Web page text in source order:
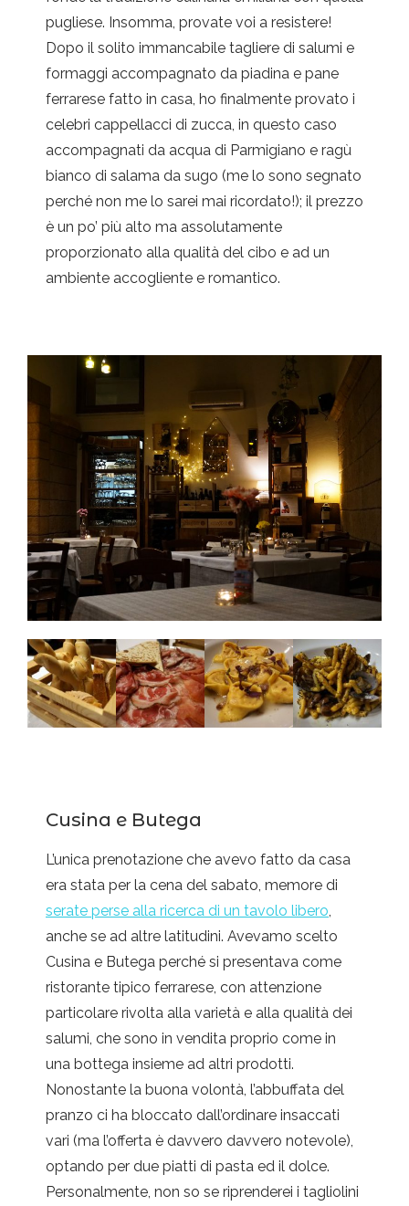
pugliese. Insomma, provate voi a resistere!
Dopo il solito immancabile tagliere di salumi e
formaggi accompagnato da piadina e pane
ferrarese fatto in casa, ho finalmente provato i
celebri cappellacci di zucca, in questo caso
accompagnati da acqua di Parmigiano e ragù
bianco di salama da sugo (me lo sono segnato
perché non me lo sarei mai ricordato!); il prezzo
è un po’ più alto ma assolutamente
proporzionato alla qualità del cibo e ad un
ambiente accogliente e romantico.
Cusina e Butega
L’unica prenotazione che avevo fatto da casa
era stata per la cena del sabato, memore di
serate perse alla ricerca di un tavolo libero,
anche se ad altre latitudini. Avevamo scelto
Cusina e Butega perché si presentava come
ristorante tipico ferrarese, con attenzione
particolare rivolta alla varietà e alla qualità dei
salumi, che sono in vendita proprio come in
una bottega insieme ad altri prodotti.
Nonostante la buona volontà, l’abbuffata del
pranzo ci ha bloccato dall’ordinare insaccati
vari (ma l’offerta è davvero davvero notevole),
optando per due piatti di pasta ed il dolce.
Personalmente, non so se riprenderei i tagliolini